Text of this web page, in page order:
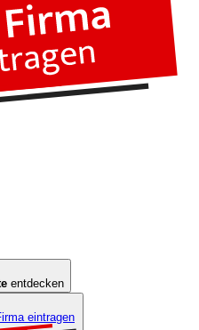
entdecken
eintragen